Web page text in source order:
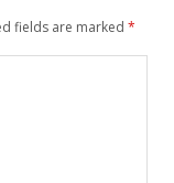
fields are marked *